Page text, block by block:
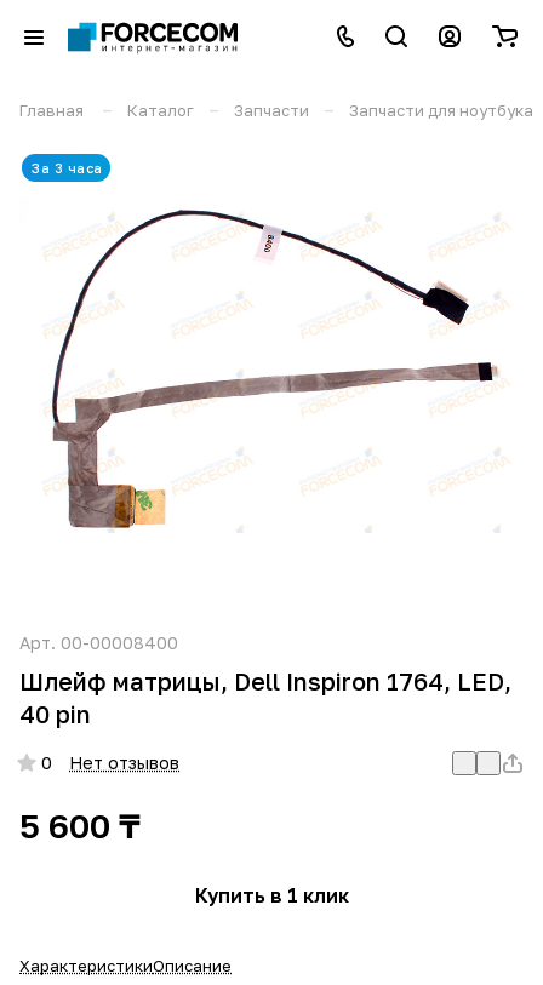
Главная – Каталог – Запчасти – Запчасти для ноутбука
За 3 часа
Арт. 00-00008400
Шлейф матрицы, Dell Inspiron 1764, LED,
40 pin
0 Нет отзывов
5 600 ₸
Купить в 1 клик
ХарактеристикиОписание